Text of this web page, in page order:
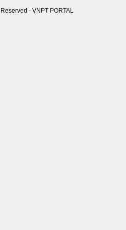
- VNPT PORTAL